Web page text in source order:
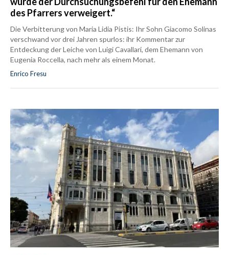
des Pfarrers verweigert.“
Die Verbitterung von Maria Lidia Pistis: Ihr Sohn Giacomo Solinas
verschwand vor drei Jahren spurlos: ihr Kommentar zur
Entdeckung der Leiche von Luigi Cavallari, dem Ehemann von
Eugenia Roccella, nach mehr als einem Monat.
Enrico Fresu